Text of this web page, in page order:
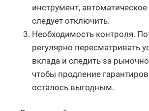
инструмент,
следует отключить.
Необходимость контроля.
регулярно пересматривать
вклада и следить за
чтобы продление
осталось выгодным.